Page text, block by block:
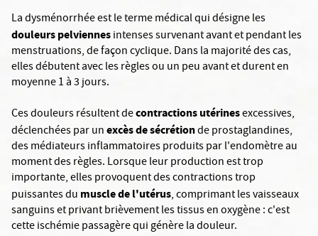
La dysménorrhée est le terme médical qui désigne les
douleurs pelviennesintenses survenant avant et pendant les
menstruations, de façon cyclique. Dans la majorité des cas,
elles débutent avec les règles ou un peu avant et durent en
moyenne 1 à 3 jours.
Ces douleurs résultent decontractions utérinesexcessives,
déclenchées par unexcès de sécrétionde prostaglandines,
des médiateurs inflammatoires produits par l'endomètre au
moment des règles. Lorsque leur production est trop
importante, elles provoquent des contractions trop
puissantes du muscle de l'utérus, comprimant les vaisseaux
sanguins et privant brièvement les tissus en oxygène : c'est
cette ischémie passagère qui génère la douleur.